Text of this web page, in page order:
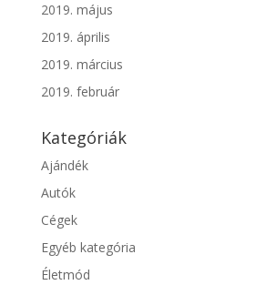
2019. május
2019. április
2019. március
2019. február
Kategóriák
Ajándék
Autók
Cégek
Egyéb kategória
Életmód